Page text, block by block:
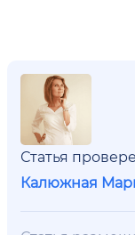
Статья
Калюжная